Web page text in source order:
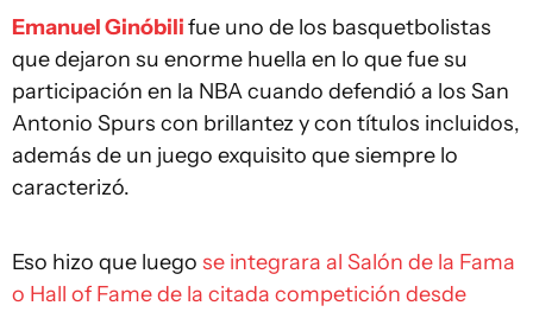
Emanuel Ginóbilifue uno de los basquetbolistas
que dejaron su enorme huella en lo que fue su
participación en la NBA cuando defendió a los San
Antonio Spurs con brillantez y con títulos incluidos,
además de un juego exquisito que siempre lo
caracterizó.
Eso hizo que luego se integrara al Salón de la Fama
o Hall of Fame de la citada competición desde